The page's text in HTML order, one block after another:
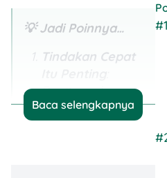
💡 Jadi Poinnya…
Tindakan Cepat
Begitu sadar
kartu ATM hilang,
langsung
Baca selengkapnya
#1